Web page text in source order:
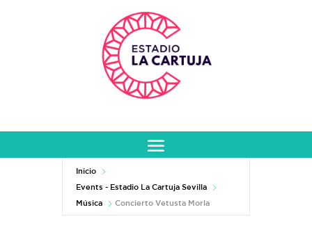
Inicio
Events - Estadio La Cartuja Sevilla
Música
Concierto Vetusta Morla